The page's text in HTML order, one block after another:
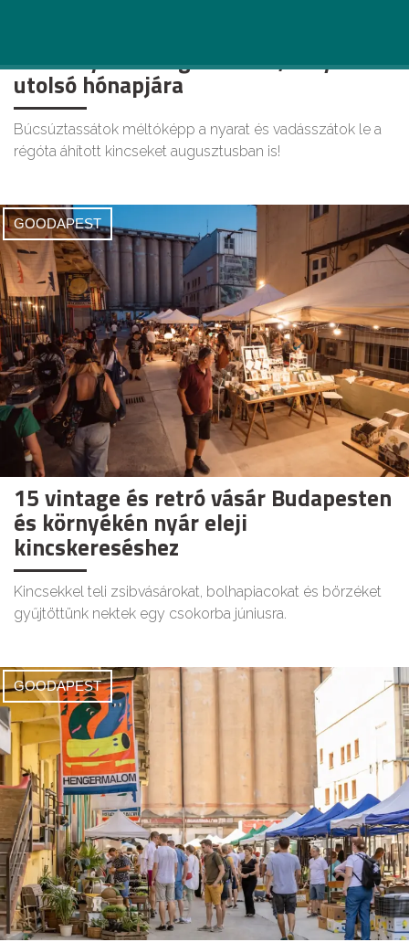
és környékén augusztusra, a nyár
utolsó hónapjára
Búcsúztassátok méltóképp a nyarat és vadásszátok le a
régóta áhított kincseket augusztusban is!
GOODAPEST
15 vintage és retró vásár Budapesten
és környékén nyár eleji
kincskereséshez
Kincsekkel teli zsibvásárokat, bolhapiacokat és börzéket
gyűjtöttünk nektek egy csokorba júniusra.
GOODAPEST